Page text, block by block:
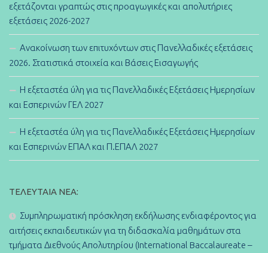
εξετάζονται γραπτώς στις προαγωγικές και απολυτήριες
εξετάσεις 2026-2027
Ανακοίνωση των επιτυχόντων στις Πανελλαδικές εξετάσεις
2026. Στατιστικά στοιχεία και Βάσεις Εισαγωγής
Η εξεταστέα ύλη για τις Πανελλαδικές Εξετάσεις Ημερησίων
και Εσπερινών ΓΕΛ 2027
Η εξεταστέα ύλη για τις Πανελλαδικές Εξετάσεις Ημερησίων
και Εσπερινών ΕΠΑΛ και Π.ΕΠΑΛ 2027
ΤΕΛΕΥΤΑΊΑ ΝΈΑ:
Συμπληρωματική πρόσκληση εκδήλωσης ενδιαφέροντος για
αιτήσεις εκπαιδευτικών για τη διδασκαλία μαθημάτων στα
τμήματα Διεθνούς Απολυτηρίου (International Baccalaureate –